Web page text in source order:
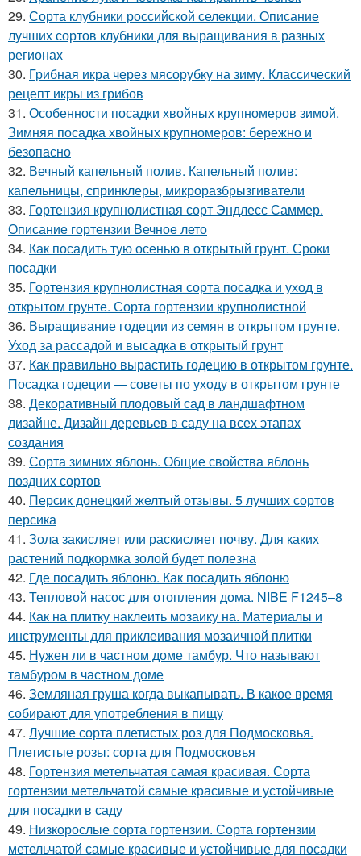
29. Сорта клубники российской селекции. Описание
лучших сортов клубники для выращивания в разных
регионах
30. Грибная икра через мясорубку на зиму. Классический
рецепт икры из грибов
31. Особенности посадки хвойных крупномеров зимой.
Зимняя посадка хвойных крупномеров: бережно и
безопасно
32. Вечный капельный полив. Капельный полив:
капельницы, спринклеры, микроразбрызгиватели
33. Гортензия крупнолистная сорт Эндлесс Саммер.
Описание гортензии Вечное лето
34. Как посадить тую осенью в открытый грунт. Сроки
посадки
35. Гортензия крупнолистная сорта посадка и уход в
открытом грунте. Сорта гортензии крупнолистной
36. Выращивание годеции из семян в открытом грунте.
Уход за рассадой и высадка в открытый грунт
37. Как правильно вырастить годецию в открытом грунте.
Посадка годеции — советы по уходу в открытом грунте
38. Декоративный плодовый сад в ландшафтном
дизайне. Дизайн деревьев в саду на всех этапах
создания
39. Сорта зимних яблонь. Общие свойства яблонь
поздних сортов
40. Персик донецкий желтый отзывы. 5 лучших сортов
персика
41. Зола закисляет или раскисляет почву. Для каких
растений подкормка золой будет полезна
42. Где посадить яблоню. Как посадить яблоню
43. Тепловой насос для отопления дома. NIBE F1245–8
44. Как на плитку наклеить мозаику на. Материалы и
инструменты для приклеивания мозаичной плитки
45. Нужен ли в частном доме тамбур. Что называют
тамбуром в частном доме
46. Земляная груша когда выкапывать. В какое время
собирают для употребления в пищу
47. Лучшие сорта плетистых роз для Подмосковья.
Плетистые розы: сорта для Подмосковья
48. Гортензия метельчатая самая красивая. Сорта
гортензии метельчатой самые красивые и устойчивые
для посадки в саду
49. Низкорослые сорта гортензии. Сорта гортензии
метельчатой самые красивые и устойчивые для посадки